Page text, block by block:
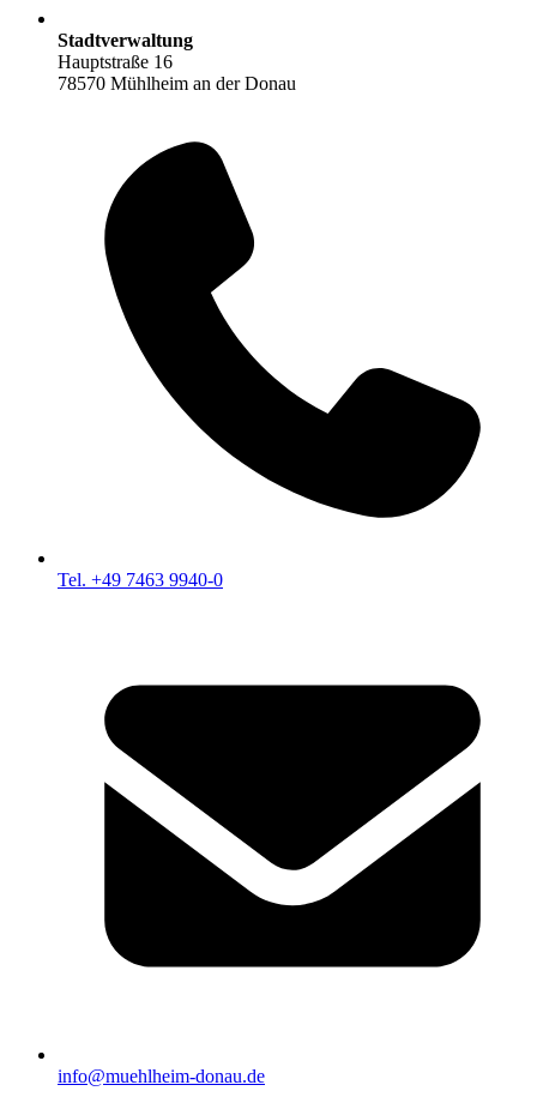
Stadtverwaltung
Hauptstraße 16
78570 Mühlheim an der Donau
Tel. +49 7463 9940-0
info@muehlheim-donau.de